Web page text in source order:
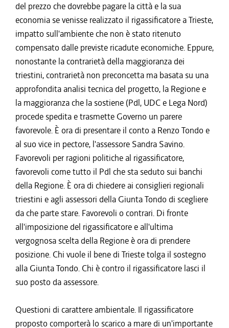
del prezzo che dovrebbe pagare la città e la sua
economia se venisse realizzato il rigassificatore a Trieste,
impatto sull'ambiente che non è stato ritenuto
compensato dalle previste ricadute economiche. Eppure,
nonostante la contrarietà della maggioranza dei
triestini, contrarietà non preconcetta ma basata su una
approfondita analisi tecnica del progetto, la Regione e
la maggioranza che la sostiene (Pdl, UDC e Lega Nord)
procede spedita e trasmette Governo un parere
favorevole. È ora di presentare il conto a Renzo Tondo e
al suo vice in pectore, l'assessore Sandra Savino.
Favorevoli per ragioni politiche al rigassificatore,
favorevoli come tutto il Pdl che sta seduto sui banchi
della Regione. È ora di chiedere ai consiglieri regionali
triestini e agli assessori della Giunta Tondo di scegliere
da che parte stare. Favorevoli o contrari. Di fronte
all'imposizione del rigassificatore e all'ultima
vergognosa scelta della Regione è ora di prendere
posizione. Chi vuole il bene di Trieste tolga il sostegno
alla Giunta Tondo. Chi è contro il rigassificatore lasci il
suo posto da assessore.
Questioni di carattere ambientale. Il rigassificatore
proposto comporterà lo scarico a mare di un'importante